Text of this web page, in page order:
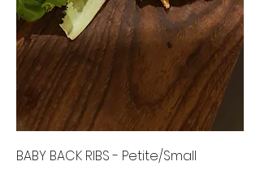
BABY BACK RIBS - Petite/Small